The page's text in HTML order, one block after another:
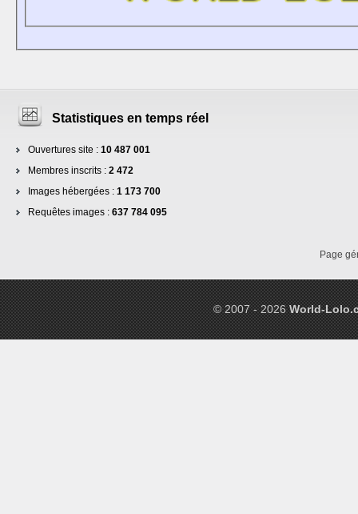
Statistiques en temps réel
Ouvertures site : 10 487 001
Membres inscrits : 2 472
Images hébergées : 1 173 700
Requêtes images : 637 784 095
Page
© 2007 - 2026World-